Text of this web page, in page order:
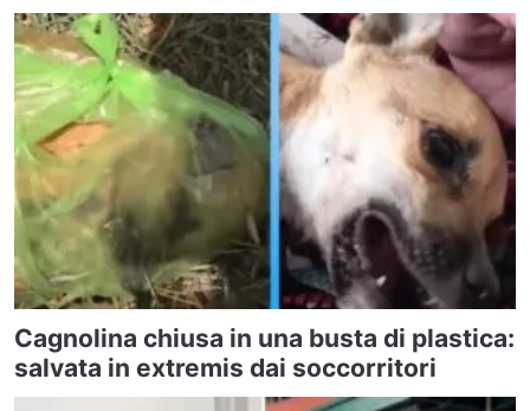
Cagnolina chiusa in una busta di plastica:
salvata in extremis dai soccorritori